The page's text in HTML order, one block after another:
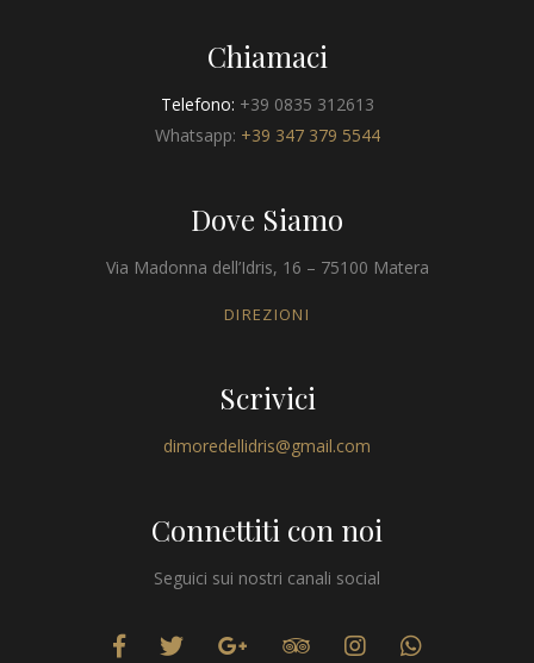
Chiamaci
Telefono: +39 0835 312613
Whatsapp: +39 347 379 5544
Dove Siamo
Via Madonna dell’Idris, 16 – 75100 Matera
DIREZIONI
Scrivici
dimoredellidris@gmail.com
Connettiti con noi
Seguici sui nostri canali social